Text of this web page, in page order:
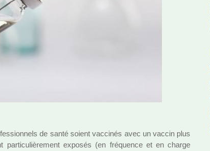
de santé soient vac­ci­nés avec un vaccin plus
par­ti­cu­liè­re­ment expo­sés (en fré­quence et en charge